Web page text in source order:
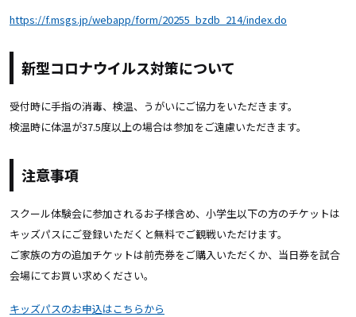
https://f.msgs.jp/webapp/form/20255_bzdb_214/index.do
新型コロナウイルス対策について
受付時に手指の消毒、検温、うがいにご協力をいただきます。
検温時に体温が37.5度以上の場合は参加をご遠慮いただきます。
注意事項
スクール体験会に参加されるお子様含め、小学生以下の方のチケットは
キッズパスにご登録いただくと無料でご観戦いただけます。
ご家族の方の追加チケットは前売券をご購入いただくか、当日券を試合
会場にてお買い求めください。
キッズパスのお申込はこちらから